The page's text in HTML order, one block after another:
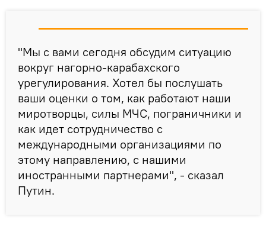
"Мы с вами сегодня обсудим ситуацию
вокруг нагорно-карабахского
урегулирования. Хотел бы послушать
ваши оценки о том, как работают наши
миротворцы, силы МЧС, пограничники и
как идет сотрудничество с
международными организациями по
этому направлению, с нашими
иностранными партнерами", - сказал
Путин.